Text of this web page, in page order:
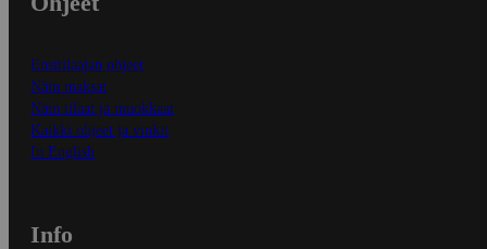
Ensitilaajan ohjeet
Näin maksat
Näin tilaat ja muokkaat
Kaikki ohjeet ja vinkit
In English
Info